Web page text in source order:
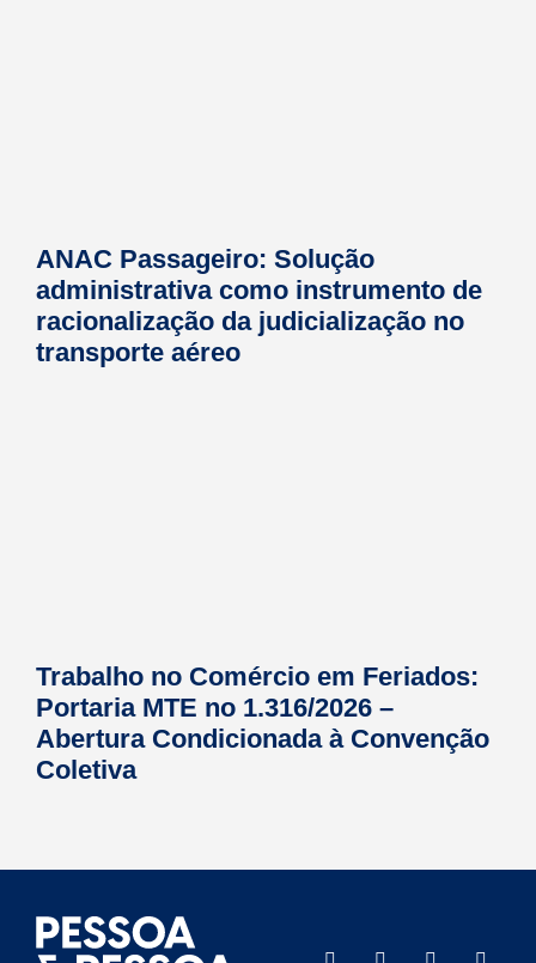
ANAC Passageiro: Solução
administrativa como instrumento de
racionalização da judicialização no
transporte aéreo
Trabalho no Comércio em Feriados:
Portaria MTE no 1.316/2026 –
Abertura Condicionada à Convenção
Coletiva